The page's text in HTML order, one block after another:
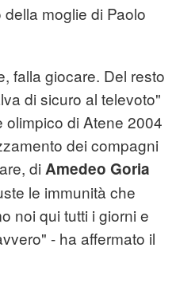
moglie di Paolo
falla giocare. Del resto
di sicuro al televoto"
di Atene 2004
dei compagni
di Amedeo Goria
le immunità che
noi qui tutti i giorni e
- ha affermato il